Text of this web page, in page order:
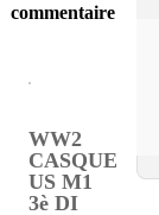
commentaire
WW2
CASQUE
US M1
3è DI